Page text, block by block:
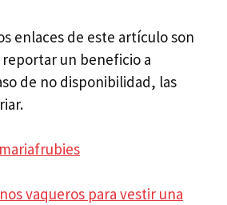
enlaces de este artículo son
un beneficio a
de no disponibilidad, las
vaqueros para vestir una